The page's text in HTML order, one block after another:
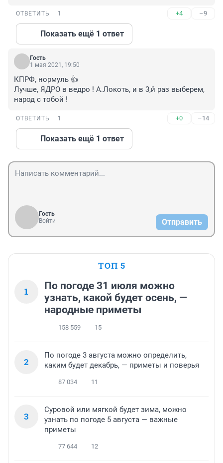
ОТВЕТИТЬ 1 +4 –9
Показать ещё 1 ответ
Гость
1 мая 2021, 19:50
КПРФ, нормуль 👍
Лучше, ЯДРО в ведро ! А.Локоть, и в 3,й раз выберем,
народ с тобой !
ОТВЕТИТЬ 1 +0 –14
Показать ещё 1 ответ
Гость
Войти
Отправить
ТОП 5
1
По погоде 31 июля можно
узнать, какой будет осень, —
народные приметы
158 559 15
2
По погоде 3 августа можно определить,
каким будет декабрь, — приметы и поверья
87 034 11
3
Суровой или мягкой будет зима, можно
узнать по погоде 5 августа — важные
приметы
77 644 12